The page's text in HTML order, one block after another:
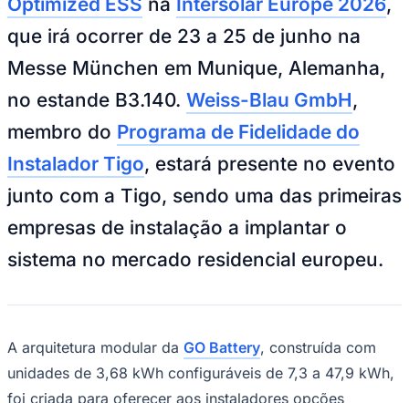
Para Sua Empresa
Anuncie Regional
Guia de Empresas
Vagas na RegiãoNovo
Hub de Negócios
Guia Comercial
Selo Verificado
Portal Educacional
Agenda de Vestibulares
Vagas de Emprego
Concursos
Panorama Econômico
Panorama Econômico
Verificar EmpresaNovo
Publicidade Legal
que irá ocorrer de 23 a 25 de junho na
Messe München em Munique, Alemanha,
no estande B3.140. Weiss-Blau GmbH,
membro do Programa de Fidelidade do
Instalador Tigo, estará presente no evento
junto com a Tigo, sendo uma das primeiras
empresas de instalação a implantar o
sistema no mercado residencial europeu.
A arquitetura modular da GO Battery, construída com
unidades de 3,68 kWh configuráveis ​​de 7,3 a 47,9 kWh,
foi criada para oferecer aos instaladores opções